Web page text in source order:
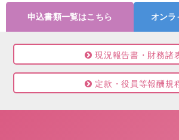
申込書類一覧はこちら オンラ
現況報告書・財務諸
定款・役員等報酬規